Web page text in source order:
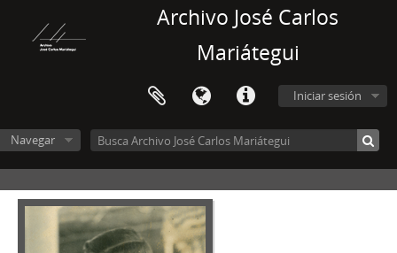
Archivo José Carlos
Mariátegui
Iniciar sesión
Navegar